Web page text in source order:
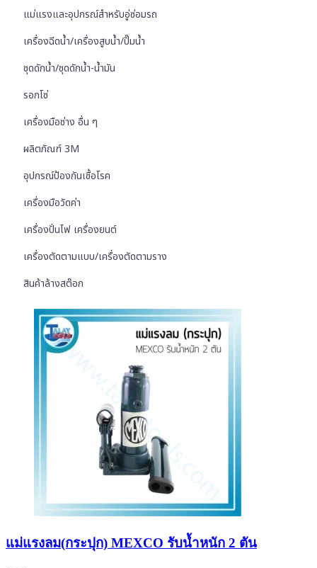
แม่แรงและอุปกรณ์สำหรับอู่ซ่อมรถ
เครื่องฉีดน้ำ/เครื่องสูบน้ำ/ปั๊มน้ำ
ชุดดักน้ำ/ชุดดักน้ำ-น้ำมัน
รอกโซ่
เครื่องมือช่าง อื่น ๆ
ผลิตภัณฑ์ 3M
อุปกรณ์ป้องกันเชื้อโรค
เครื่องมือวัดค่า
เครื่องปั่นไฟ เครื่องยนต์
เครื่องตัดตามแบบ/เครื่องตัดตามราง
สินค้าล้างสต๊อก
แม่แรงลม(กระปุก) MEXCO รับน้ำหนัก 2 ตัน